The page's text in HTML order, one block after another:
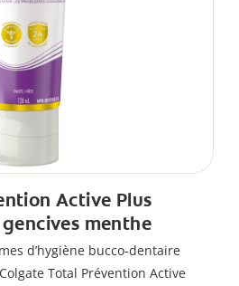
Active Plus
menthe
d’hygiène bucco-dentaire
Total Prévention Active